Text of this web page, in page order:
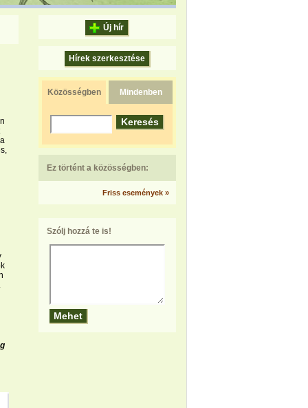
Új hír
Hírek szerkesztése
Közösségben Mindenben
Ez történt a közösségben:
Friss események »
Szólj hozzá te is!